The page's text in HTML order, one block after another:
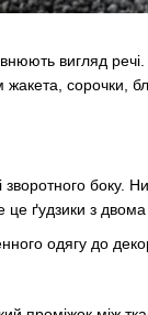
вигляд речі.
сорочки,
це ґудзики з
одягу до